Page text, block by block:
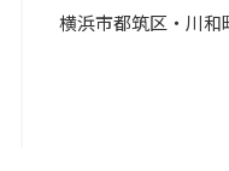
横浜市都筑区・川